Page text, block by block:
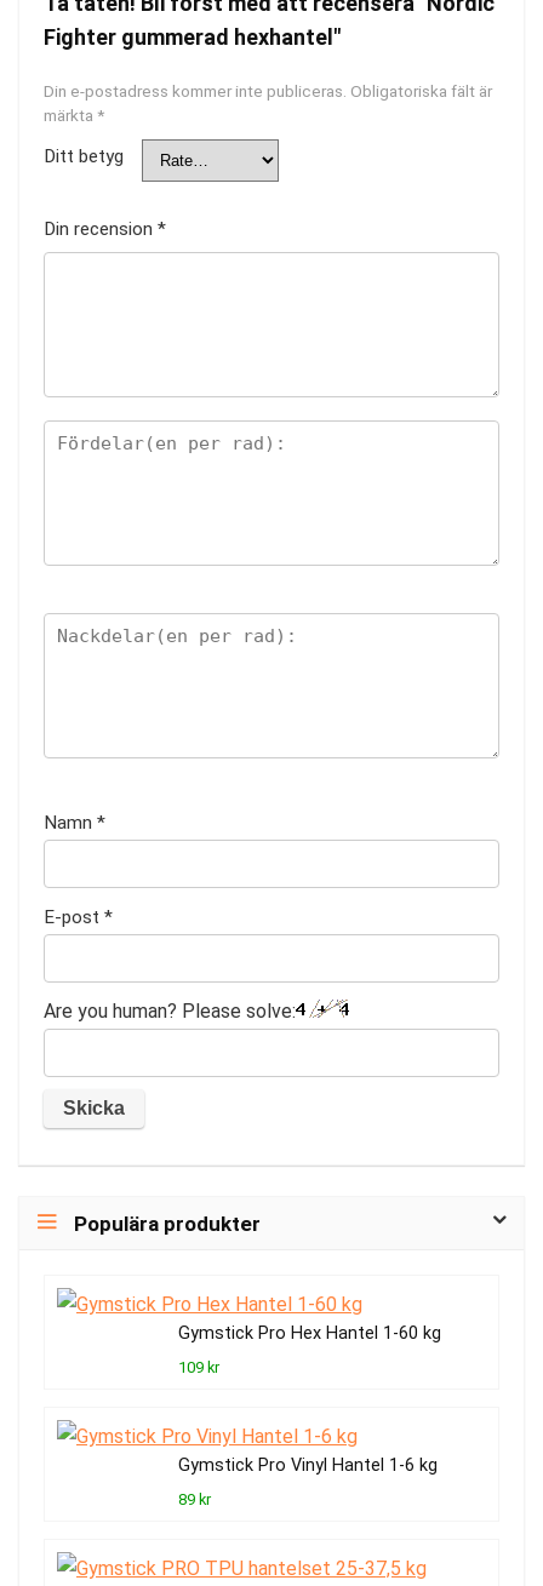
Fighter gummerad hexhantel"
Din e-postadress kommer inte publiceras. Obligatoriska fält är
märkta *
Ditt betyg
Din recension *
Namn *
E-post *
Are you human? Please solve:
Populära produkter
Gymstick Pro Hex Hantel 1-60 kg
109 kr
Gymstick Pro Vinyl Hantel 1-6 kg
89 kr